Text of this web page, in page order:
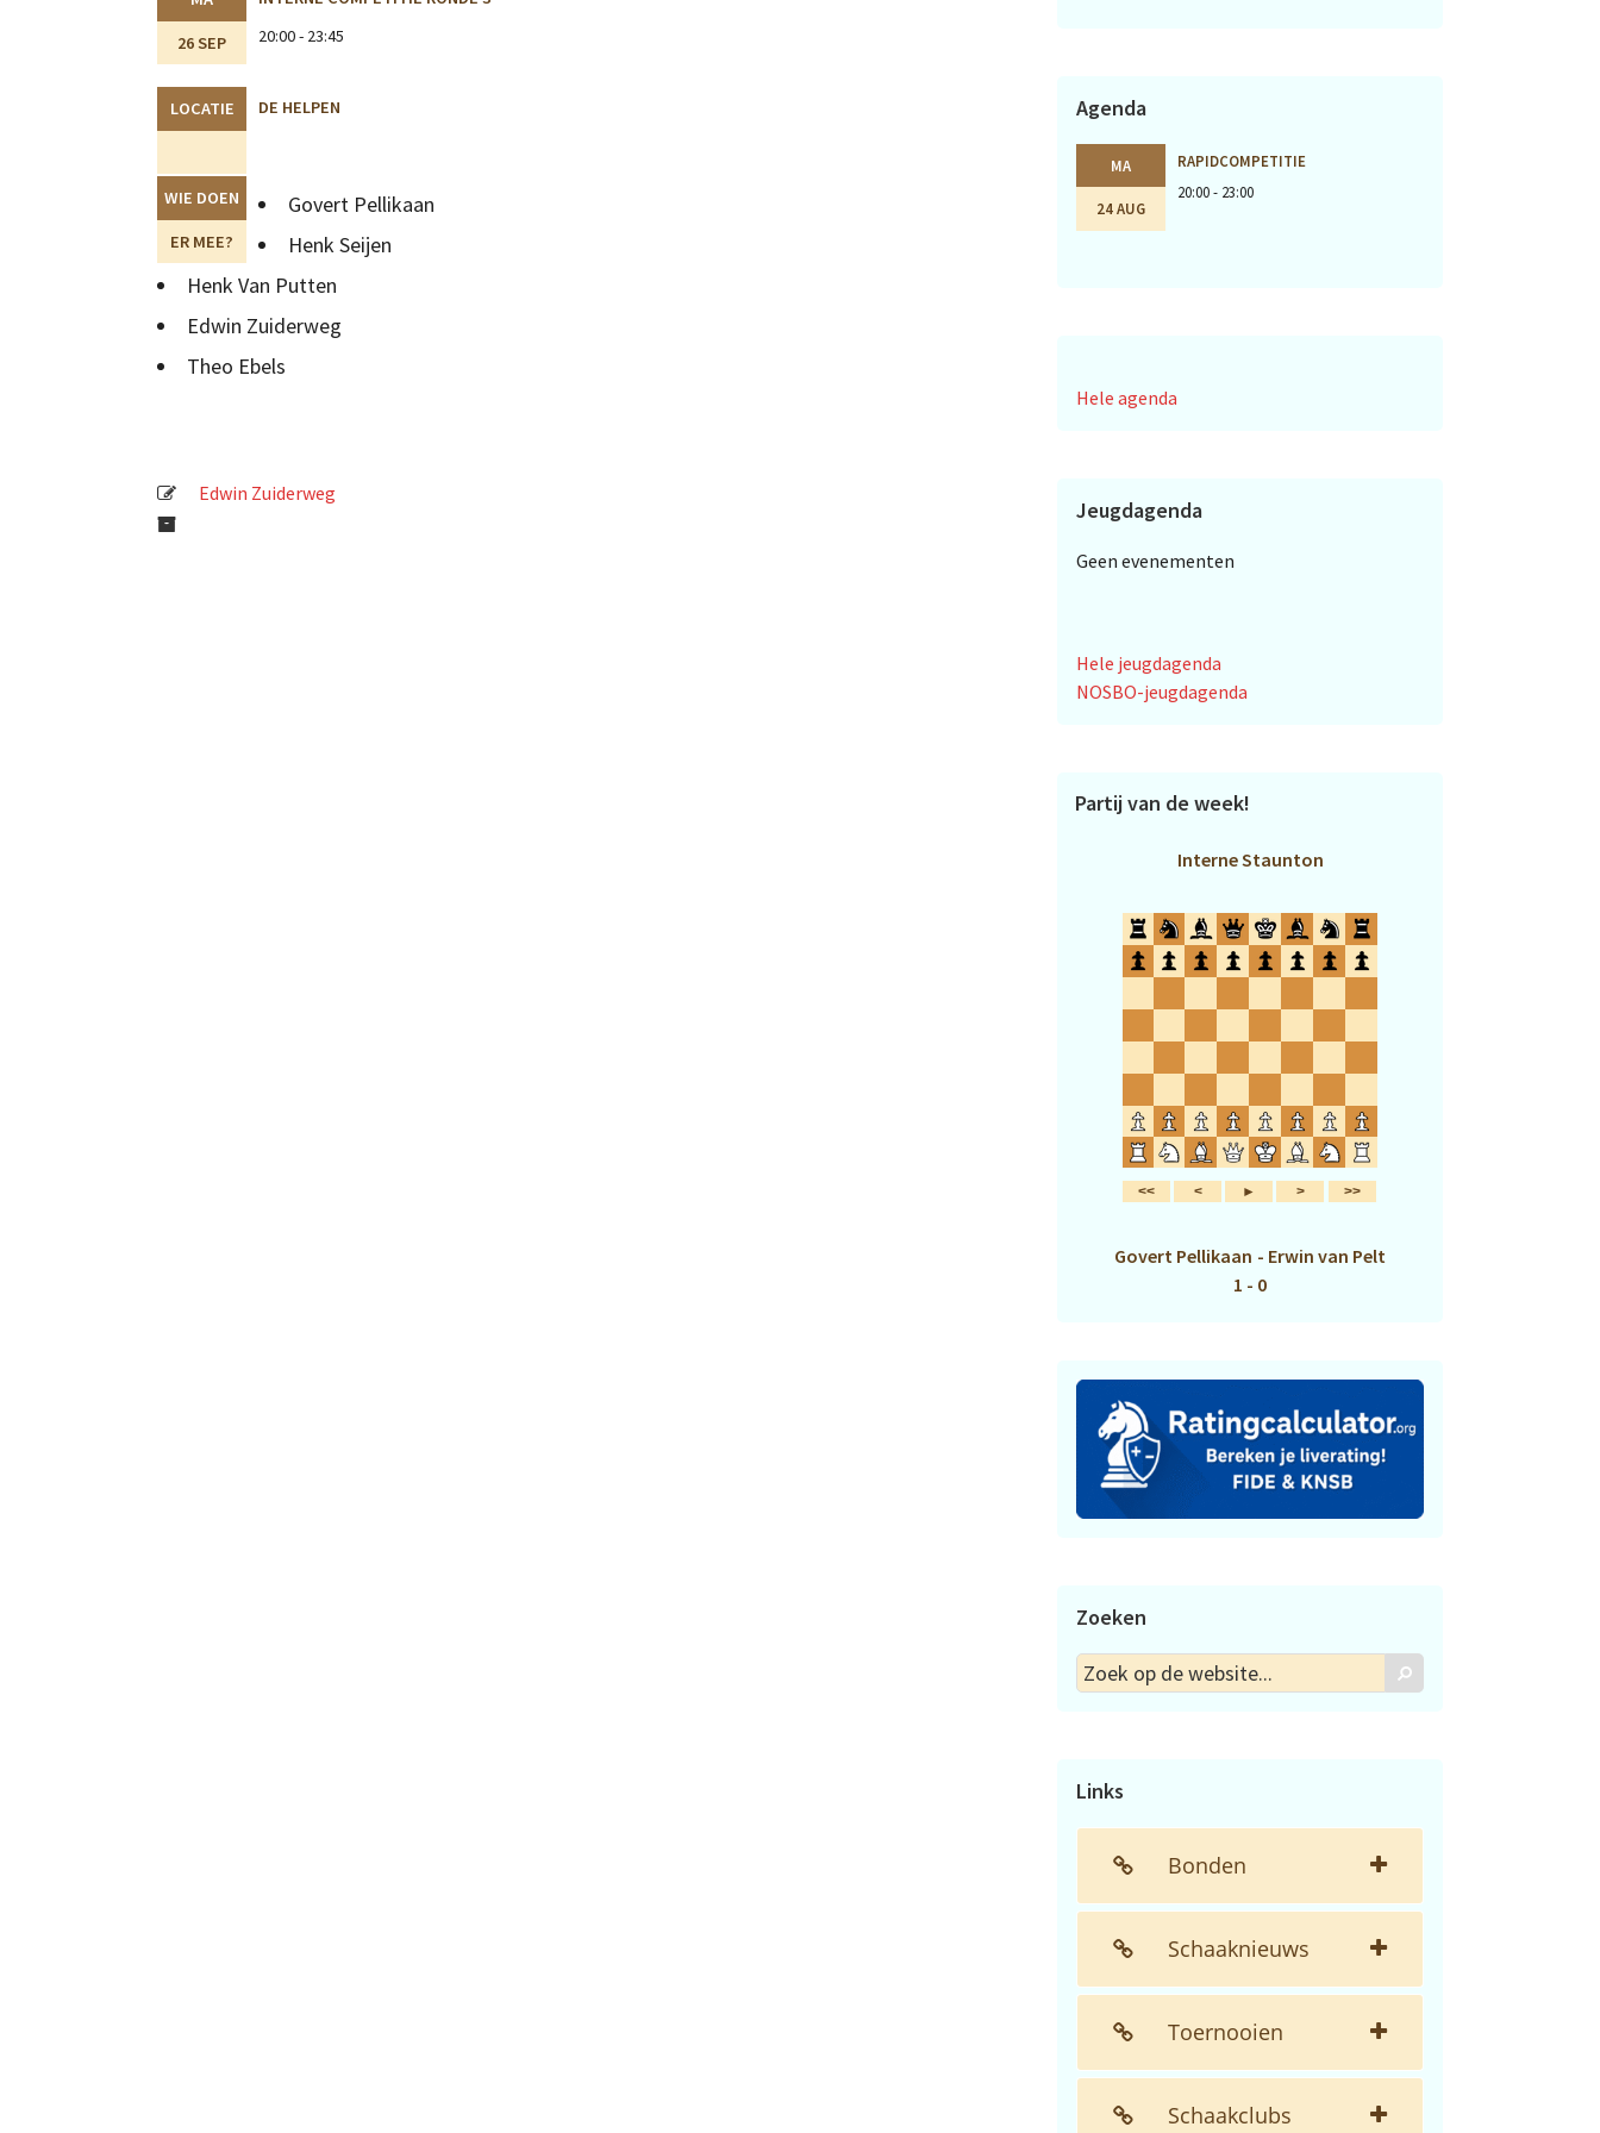
26 SEP
20:00 - 23:45
LOCATIE DE HELPEN
WIE DOEN
ER MEE?
Govert Pellikaan
Henk Seijen
Henk Van Putten
Edwin Zuiderweg
Theo Ebels
Edwin Zuiderweg
Agenda
MA
24 AUG
RAPIDCOMPETITIE
20:00 - 23:00
Hele agenda
Jeugdagenda
Geen evenementen
Hele jeugdagenda
NOSBO-jeugdagenda
Partij van de week!
Interne Staunton
Govert Pellikaan - Erwin van Pelt
1 - 0
Zoeken
Zoek
op
Zoek
Links
Bonden
Schaaknieuws
Toernooien
Schaakclubs